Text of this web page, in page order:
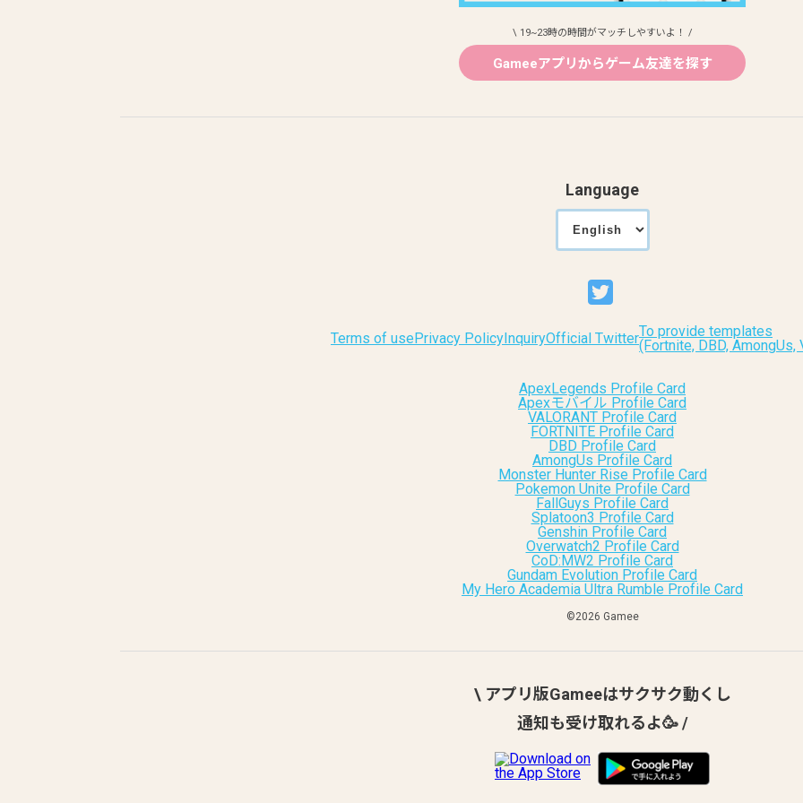
\ 19~23時の時間がマッチしやすいよ！ /
Gameeアプリからゲーム友達を探す
Language
Terms of usePrivacy Policy InquiryOfficial TwitterTo provide templates
(Fortnite, DBD, AmongUs,
ApexLegends Profile Card
Apexモバイル Profile Card
VALORANT Profile Card
FORTNITE Profile Card
DBD Profile Card
AmongUs Profile Card
Monster Hunter Rise Profile Card
Pokemon Unite Profile Card
FallGuys Profile Card
Splatoon3 Profile Card
Genshin Profile Card
Overwatch2 Profile Card
CoD:MW2 Profile Card
Gundam Evolution Profile Card
My Hero Academia Ultra Rumble Profile Card
©︎2026 Gamee
\ アプリ版Gameeはサクサク動くし
通知も受け取れるよ🥳 /